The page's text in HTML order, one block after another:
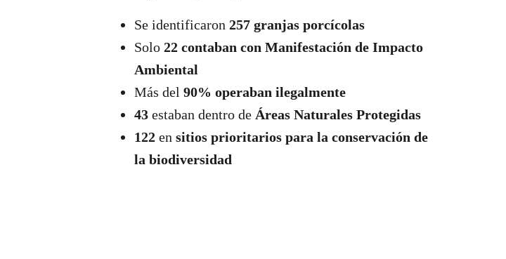
Se identificaron 257 granjas porcícolas
Solo 22 contaban con Manifestación de Impacto
Ambiental
Más del 90% operaban ilegalmente
43estaban dentro de Áreas Naturales Protegidas
122en sitios prioritarios para la conservación de
la biodiversidad